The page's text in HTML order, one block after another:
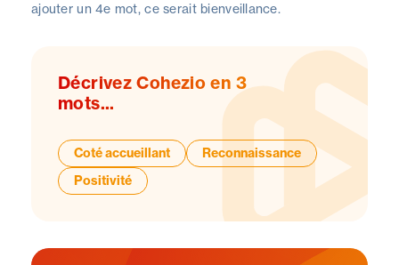
ajouter un 4e mot, ce serait bienveillance.
Décrivez Cohezio en 3
mots...
Coté accueillant
Reconnaissance
Positivité